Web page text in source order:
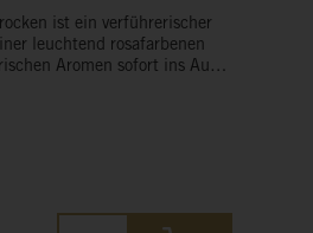
ist ein verführerischer
leuchtend rosafarbenen
Aromen sofort ins Auge
mit einer feinen
erfrischenden Säure.